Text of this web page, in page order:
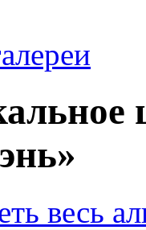
весь